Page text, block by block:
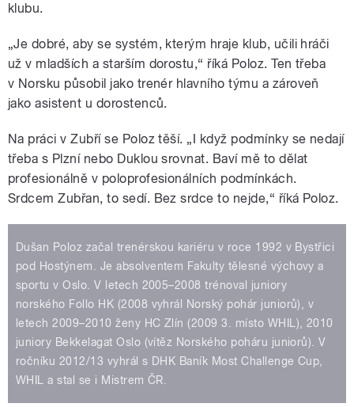
klubu.
„Je dobré, aby se systém, kterým hraje klub, učili hráči
už v mladších a starším dorostu,“ říká Poloz. Ten třeba
v Norsku působil jako trenér hlavního týmu a zároveň
jako asistent u dorostenců.
Na práci v Zubří se Poloz těší. „I když podmínky se nedají
třeba s Plzní nebo Duklou srovnat. Baví mě to dělat
profesionálně v poloprofesionálních podmínkách.
Srdcem Zubřan, to sedí. Bez srdce to nejde,“ říká Poloz.
Dušan Poloz začal trenérskou kariéru v roce 1992 v Bystřici
pod Hostýnem. Je absolventem Fakulty tělesné výchovy a
sportu v Oslo. V letech 2005–2008 trénoval juniory
norského Follo HK (2008 vyhrál Norský pohár juniorů), v
letech 2009–2010 ženy HC Zlín (2009 3. místo WHIL), 2010
juniory Bekkelagat Oslo (vítěz Norského poháru juniorů). V
ročníku 2012/13 vyhrál s DHK Baník Most Challenge Cup,
WHIL a stal se i Mistrem ČR.